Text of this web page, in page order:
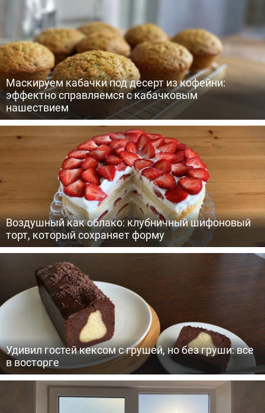
Маскируем кабачки под десерт из кофейни:
эффектно справляемся с кабачковым
нашествием
Воздушный как облако: клубничный шифоновый
торт, который сохраняет форму
Удивил гостей кексом с грушей, но без груши: все
в восторге